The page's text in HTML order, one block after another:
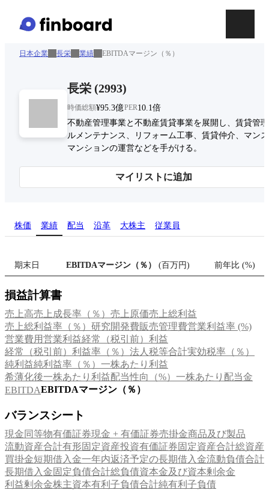
日本企業 長栄 業績 EBITDAマージン（％）
長栄 (2993)
時価総額¥95.3億PER10.1倍
不動産管理事業と不動産賃貸事業を展開し、賃貸管
ルメンテナンス、リフォーム工事、賃貸仲介、マン
マンションの運営などを手がける。
マイリストに追加
株価 業績 配当 沿革 大株主 従業員
期末日 EBITDAマージン（％） (百万円) 前年比 (%)
損益計算書
売上高売上成長率（％） 売上原価売上総利益
売上総利益率（％） 研究開発費販売管理費営業利益率 (%)
営業費用営業利益経常（税引前）利益
経常（税引前）利益率（％） 法人税等合計実効税率（％）
純利益純利益率（％） 一株あたり利益
希薄化後一株あたり利益配当性向（%） 一株あたり配当金
EBITDAEBITDAマージン（％）
バランスシート
現金同等物有価証券現金 + 有価証券売掛金商品及び製品
流動資産合計有形固定資産投資有価証券固定資産合計総資産
買掛金短期借入金一年内返済予定の長期借入金流動負債合計
長期借入金固定負債合計総負債資本金及び資本剰余金
利益剰余金株主資本有利子負債合計純有利子負債